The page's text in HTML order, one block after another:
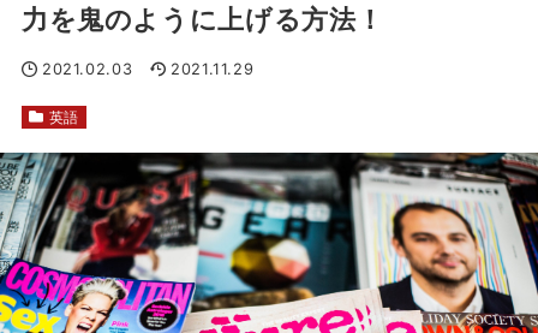
力を鬼のように上げる方法！
2021.02.03 2021.11.29
英語